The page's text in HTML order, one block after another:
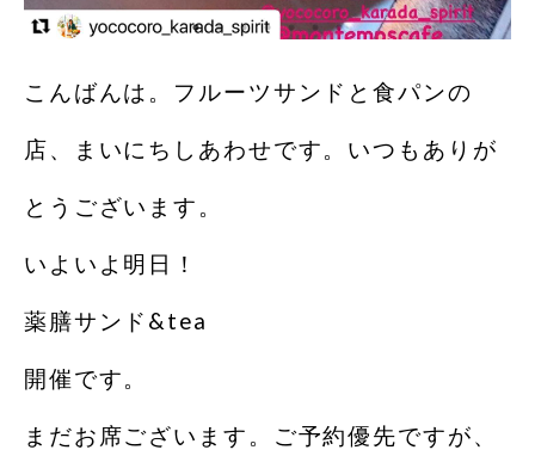
こんばんは。フルーツサンドと食パンの
店、まいにちしあわせです。いつもありが
とうございます。
いよいよ明日！
薬膳サンド&tea
開催です。
まだお席ございます。ご予約優先ですが、